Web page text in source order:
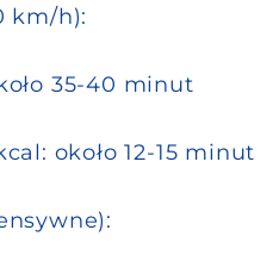
km/h):
35-40 minut
około 12-15 minut